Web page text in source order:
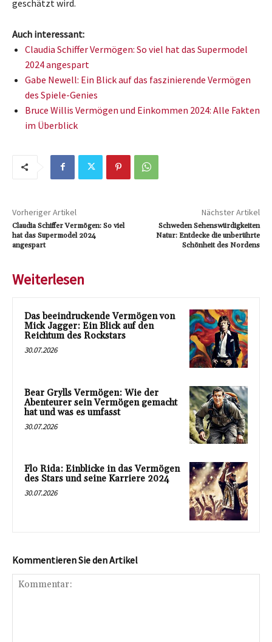
geschätzt wird.
Auch interessant:
Claudia Schiffer Vermögen: So viel hat das Supermodel
2024 angespart
Gabe Newell: Ein Blick auf das faszinierende Vermögen
des Spiele-Genies
Bruce Willis Vermögen und Einkommen 2024: Alle Fakten
im Überblick
Vorheriger Artikel
Claudia Schiffer Vermögen: So viel
hat das Supermodel 2024
angespart
Nächster Artikel
Schweden Sehenswürdigkeiten
Natur: Entdecke die unberührte
Schönheit des Nordens
Weiterlesen
Das beeindruckende Vermögen von
Mick Jagger: Ein Blick auf den
Reichtum des Rockstars
30.07.2026
Bear Grylls Vermögen: Wie der
Abenteurer sein Vermögen gemacht
hat und was es umfasst
30.07.2026
Flo Rida: Einblicke in das Vermögen
des Stars und seine Karriere 2024
30.07.2026
Kommentieren Sie den Artikel